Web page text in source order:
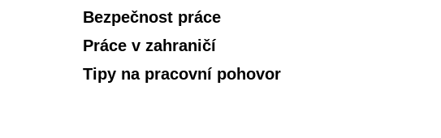
Bezpečnost práce
Práce v zahraničí
Tipy na pracovní pohovor